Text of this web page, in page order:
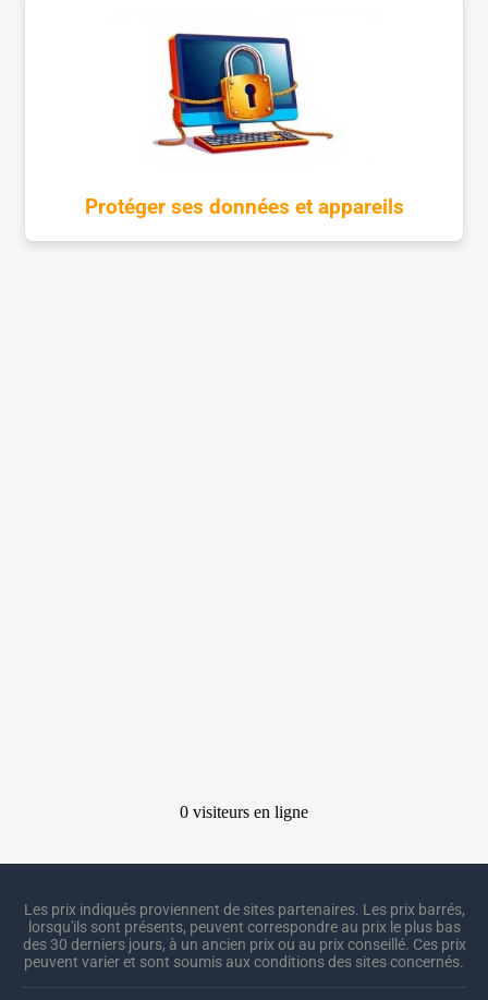
Protéger ses données et appareils
Les prix indiqués proviennent de sites partenaires. Les prix barrés,
lorsqu'ils sont présents, peuvent correspondre au prix le plus bas
des 30 derniers jours, à un ancien prix ou au prix conseillé. Ces prix
peuvent varier et sont soumis aux conditions des sites concernés.